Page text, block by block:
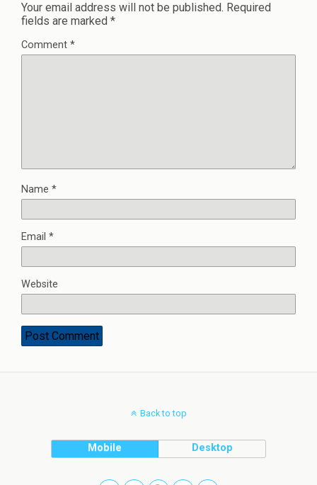
Your email address will not be published. Required
fields are marked *
Comment *
Name *
Email *
Website
Back to top
Mobile Desktop